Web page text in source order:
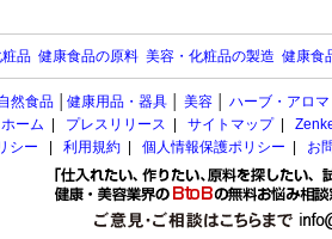
品 健康食品の原料 美容・化粧品の製造 健康食
然食品 健康用品・器具 美容 ハーブ・アロマ
ホーム
プレスリリース サイトマップ|
シー
利用規約 個人情報保護ポリシー お